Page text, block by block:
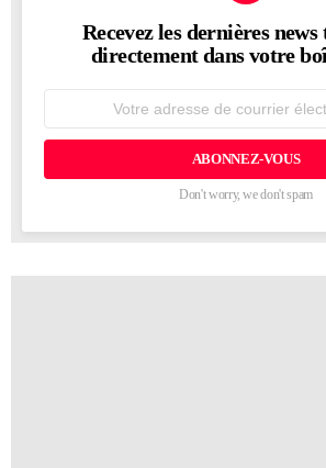
NEWSLETTER
Recevez les dernières news
directement dans votre
courrier
Don't worry, we don't spam